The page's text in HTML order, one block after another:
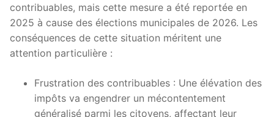
contribuables, mais cette mesure a été reportée en
2025 à cause des élections municipales de 2026. Les
conséquences de cette situation méritent une
attention particulière :
Frustration des contribuables : Une élévation des
impôts va engendrer un mécontentement
généralisé parmi les citoyens, affectant leur